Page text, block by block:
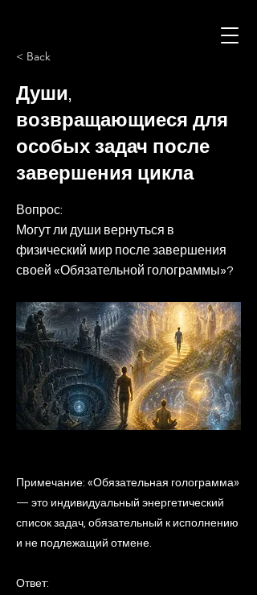
< Back
Души,
возвращающиеся для
особых задач после
завершения цикла
Вопрос:
Могут ли души вернуться в
физический мир после завершения
своей «Обязательной голограммы»?
Примечание: «Обязательная голограмма»
— это индивидуальный энергетический
список задач, обязательный к исполнению
и не подлежащий отмене.
Ответ: